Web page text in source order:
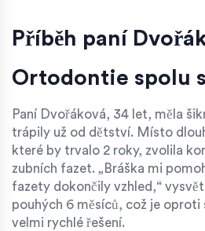
Příběh paní
Ortodontie spolu
Paní Dvořáková, 34 let, měla
trápily už od dětství. Místo
které by trvalo 2 roky, zvolila
zubních fazet. „Bráška mi
fazety dokončily vzhled,“
pouhých 6 měsíců, což je
velmi rychlé řešení.